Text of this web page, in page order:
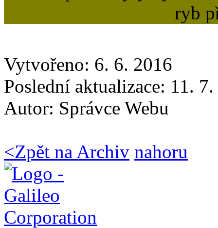
ryb
Vytvořeno: 6. 6. 2016
Poslední aktualizace: 11.
Autor: Správce Webu
<Zpět na Archiv nahoru